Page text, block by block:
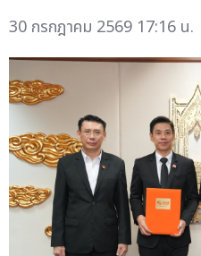
30 กรกฎาคม 2569 17:16 น.